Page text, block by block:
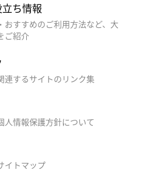
ち情報
すすめのご利用方法など、大
ご紹介
連するサイトのリンク集
人情報保護方針について
イトマップ